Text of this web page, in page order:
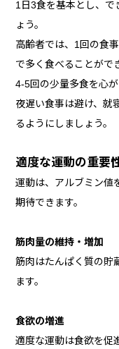
1日3食を基本とし、で
ょう。
高齢者では、1回の食
で多く食べることがで
4-5回の少量多食を心
夜遅い食事は避け、就
るようにしましょう。
適度な運動の重要
運動は、アルブミン値
期待できます。
筋肉量の維持・増加
筋肉はたんぱく質の貯
ます。
食欲の増進
適度な運動は食欲を促